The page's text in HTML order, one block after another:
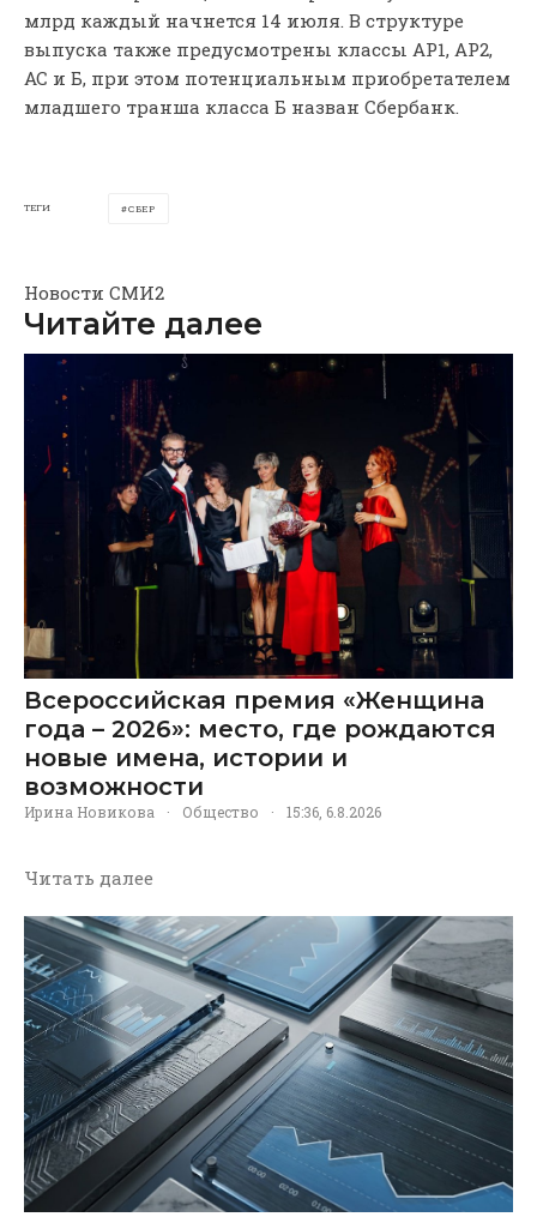
млрд каждый начнется 14 июля. В структуре
выпуска также предусмотрены классы АР1, АР2,
АС и Б, при этом потенциальным приобретателем
младшего транша класса Б назван Сбербанк.
ТЕГИ СБЕР
Новости СМИ2
Читайте далее
Всероссийская премия «Женщина
года – 2026»: место, где рождаются
новые имена, истории и
возможности
Ирина Новикова · Общество · 15:36, 6.8.2026
Читать далее